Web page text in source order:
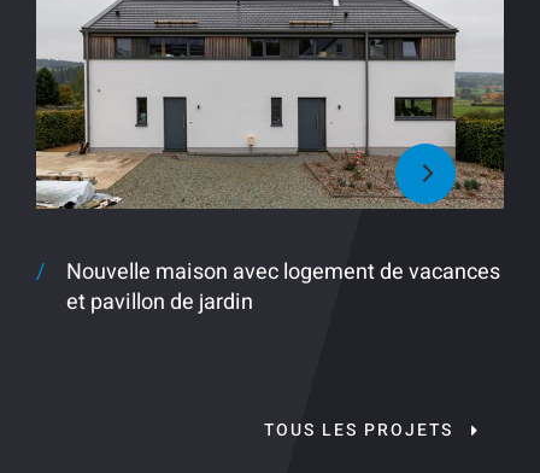
Nouvelle maison avec logement de vacances
et pavillon de jardin
TOUS LES PROJETS